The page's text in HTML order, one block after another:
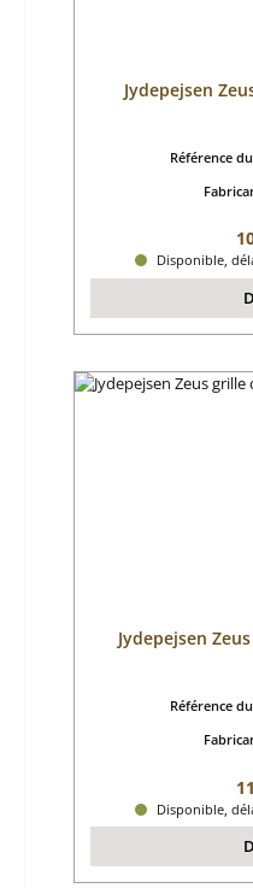
Jydepejsen
Référence
Disponible,
Jydepejsen
Référence
Disponible,